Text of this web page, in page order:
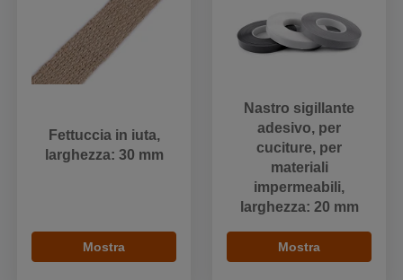
Fettuccia in iuta,
larghezza: 30 mm
Mostra
Nastro sigillante
adesivo, per
cuciture, per
materiali
impermeabili,
larghezza: 20 mm
Mostra